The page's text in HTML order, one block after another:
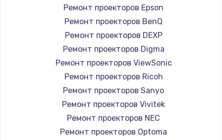
Заказать
Чистка от пыли
990 руб.
Заказать
Замена жесткого диска
875 руб.
Заказать
Ремонт проекторов Epson
Ремонт проекторов BenQ
Ремонт проекторов DEXP
Ремонт проекторов Digma
Ремонт проекторов ViewSonic
Ремонт проекторов Ricoh
Ремонт проекторов Sanyo
Ремонт проекторов Vivitek
Ремонт проекторов NEC
Ремонт проекторов Optoma